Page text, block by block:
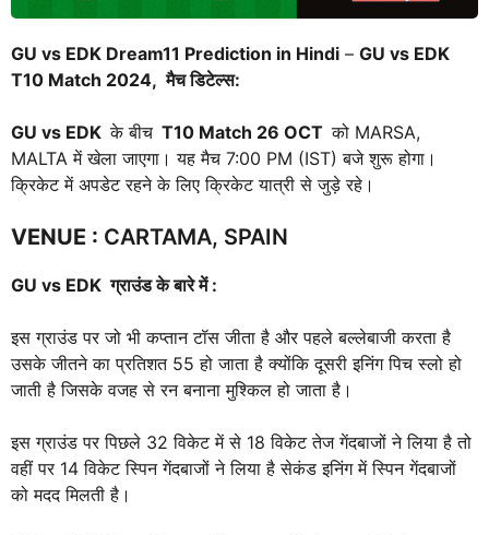
GU vs EDK Dream11 Prediction in Hindi – GU vs EDK
T10 Match 2024, मैच डिटेल्स:
GU vs EDKके बीच T10 Match 26 OCT को MARSA,
MALTA में खेला जाएगा। यह मैच 7:00 PM (IST) बजे शुरू होगा।
क्रिकेट में अपडेट रहने के लिए क्रिकेट यात्री से जुड़े रहे।
VENUE : CARTAMA, SPAIN
GU vs EDKग्राउंड के बारे में :
इस ग्राउंड पर जो भी कप्तान टॉस जीता है और पहले बल्लेबाजी करता है
उसके जीतने का प्रतिशत 55 हो जाता है क्योंकि दूसरी इनिंग पिच स्लो हो
जाती है जिसके वजह से रन बनाना मुश्किल हो जाता है।
इस ग्राउंड पर पिछले 32 विकेट में से 18 विकेट तेज गेंदबाजों ने लिया है तो
वहीं पर 14 विकेट स्पिन गेंदबाजों ने लिया है सेकंड इनिंग में स्पिन गेंदबाजों
को मदद मिलती है।